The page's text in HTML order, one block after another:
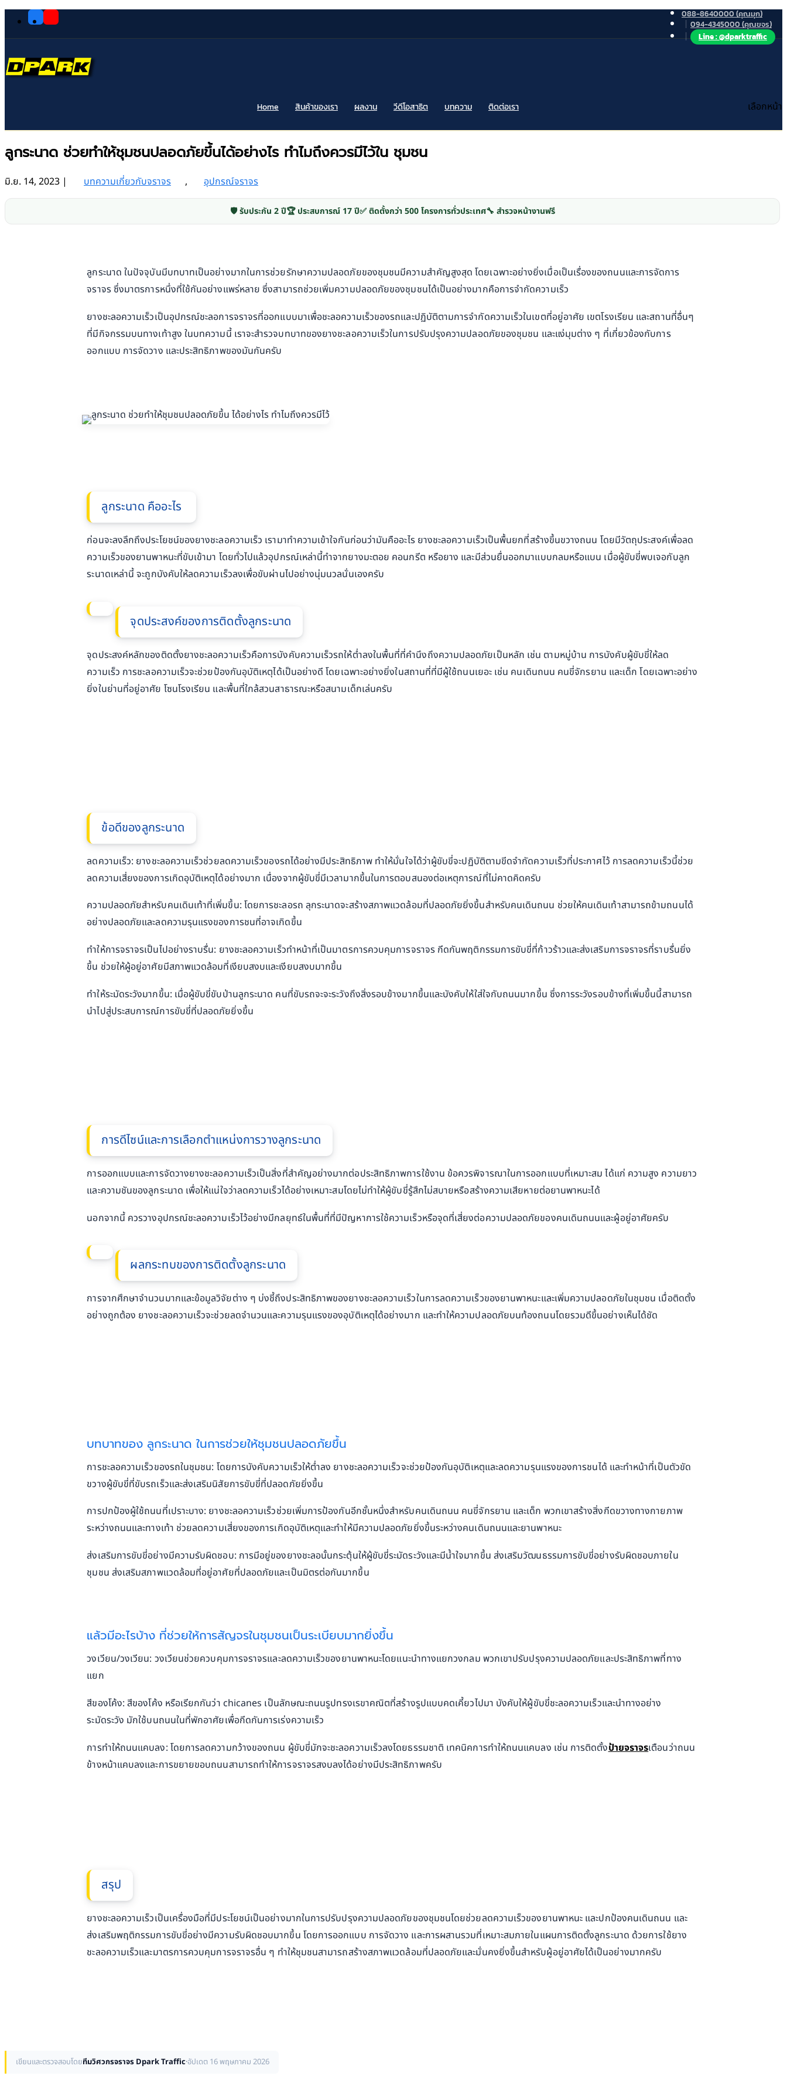
088-8640000 (คุณมุก)
094-4345000 (คุณขจร)
Line : @dparktraffic
Home สินค้าของเรา ผลงาน วีดีโอสาธิต บทความ ติดต่อเรา เลือกหน้า
ลูกระนาด ช่วยทำให้ชุมชนปลอดภัยขึ้นได้อย่างไร ทำไมถึงควรมีไว้ใน ชุมชน
มิ.ย. 14, 2023 | บทความเกี่ยวกับจราจร , อุปกรณ์จราจร
🛡️ รับประกัน 2 ปี🏆 ประสบการณ์ 17 ปี✅ ติดตั้งกว่า 500 โครงการทั่วประเทศ🔧 สำรวจหน้างานฟรี
ลูกระนาด ในปัจจุบันมีบทบาทเป็นอย่างมากในการช่วยรักษาความปลอดภัยของชุมชนมีความสำคัญสูงสุด โดยเฉพาะอย่างยิ่งเมื่อเป็นเรื่องของถนนและการจัดการ
จราจร ซึ่งมาตรการหนึ่งที่ใช้กันอย่างแพร่หลาย ซึ่งสามารถช่วยเพิ่มความปลอดภัยของชุมชนได้เป็นอย่างมากคือการจำกัดความเร็ว
ยางชะลอความเร็วเป็นอุปกรณ์ชะลอการจราจรที่ออกแบบมาเพื่อชะลอความเร็วของรถและปฏิบัติตามการจำกัดความเร็วในเขตที่อยู่อาศัย เขตโรงเรียน และสถานที่อื่นๆ
ที่มีกิจกรรมบนทางเท้าสูง ในบทความนี้ เราจะสำรวจบทบาทของยางชะลอความเร็วในการปรับปรุงความปลอดภัยของชุมชน และแง่มุมต่าง ๆ ที่เกี่ยวข้องกับการ
ออกแบบ การจัดวาง และประสิทธิภาพของมันกันครับ
ลูกระนาด คืออะไร
ก่อนจะลงลึกถึงประโยชน์ของยางชะลอความเร็ว เรามาทำความเข้าใจกันก่อนว่ามันคืออะไร ยางชะลอความเร็วเป็นพื้นยกที่สร้างขึ้นขวางถนน โดยมีวัตถุประสงค์เพื่อลด
ความเร็วของยานพาหนะที่ขับเข้ามา โดยทั่วไปแล้วอุปกรณ์เหล่านี้ทำจากยางมะตอย คอนกรีต หรือยาง และมีส่วนยื่นออกมาแบบกลมหรือแบน เมื่อผู้ขับขี่พบเจอกับลูก
ระนาดเหล่านี้ จะถูกบังคับให้ลดความเร็วลงเพื่อขับผ่านไปอย่างนุ่มนวลนั่นเองครับ
จุดประสงค์ของการติดตั้งลูกระนาด
จุดประสงค์หลักของติดตั้งยางชะลอความเร็วคือการบังคับความเร็วรถให้ต่ำลงในพื้นที่ที่คำนึงถึงความปลอดภัยเป็นหลัก เช่น ตามหมู่บ้าน การบังคับผู้ขับขี่ให้ลด
ความเร็ว การชะลอความเร็วจะช่วยป้องกันอุบัติเหตุได้เป็นอย่างดี โดยเฉพาะอย่างยิ่งในสถานที่ที่มีผู้ใช้ถนนเยอะ เช่น คนเดินถนน คนขี่จักรยาน และเด็ก โดยเฉพาะอย่าง
ยิ่งในย่านที่อยู่อาศัย โซนโรงเรียน และพื้นที่ใกล้สวนสาธารณะหรือสนามเด็กเล่นครับ
ข้อดีของลูกระนาด
ลดความเร็ว: ยางชะลอความเร็วช่วยลดความเร็วของรถได้อย่างมีประสิทธิภาพ ทำให้มั่นใจได้ว่าผู้ขับขี่จะปฏิบัติตามขีดจำกัดความเร็วที่ประกาศไว้ การลดความเร็วนี้ช่วย
ลดความเสี่ยงของการเกิดอุบัติเหตุได้อย่างมาก เนื่องจากผู้ขับขี่มีเวลามากขึ้นในการตอบสนองต่อเหตุการณ์ที่ไม่คาดคิดครับ
ความปลอดภัยสำหรับคนเดินเท้าที่เพิ่มขึ้น: โดยการชะลอรถ ลุกระนาดจะสร้างสภาพแวดล้อมที่ปลอดภัยยิ่งขึ้นสำหรับคนเดินถนน ช่วยให้คนเดินเท้าสามารถข้ามถนนได้
อย่างปลอดภัยและลดความรุนแรงของการชนที่อาจเกิดขึ้น
ทำให้การจราจรเป็นไปอย่างราบรื่น: ยางชะลอความเร็วทำหน้าที่เป็นมาตรการควบคุมการจราจร กีดกันพฤติกรรมการขับขี่ที่ก้าวร้าวและส่งเสริมการจราจรที่ราบรื่นยิ่ง
ขึ้น ช่วยให้ผู้อยู่อาศัยมีสภาพแวดล้อมที่เงียบสงบและเงียบสงบมากขึ้น
ทำให้ระมัดระวังมากขึ้น: เมื่อผู้ขับขี่ขับป่านลูกระนาด คนที่ขับรถจะจะระวังถึงสิ่งรอบข้างมากขึ้นและบังคับให้ใส่ใจกับถนนมากขึ้น ซึ่งการระวังรอบข้างที่เพิ่มขึ้นนี้สามารถ
นำไปสู่ประสบการณ์การขับขี่ที่ปลอดภัยยิ่งขึ้น
การดีไซน์และการเลือกตำแหน่งการวางลูกระนาด
การออกแบบและการจัดวางยางชะลอความเร็วเป็นสิ่งที่สำคัญอย่างมากต่อประสิทธิภาพการใช้งาน ข้อควรพิจารณาในการออกแบบที่เหมาะสม ได้แก่ ความสูง ความยาว
และความชันของลูกระนาด เพื่อให้แน่ใจว่าลดความเร็วได้อย่างเหมาะสมโดยไม่ทำให้ผู้ขับขี่รู้สึกไม่สบายหรือสร้างความเสียหายต่อยานพาหนะได้
นอกจากนี้ ควรวางอุปกรณ์ชะลอความเร็วไว้อย่างมีกลยุทธ์ในพื้นที่ที่มีปัญหาการใช้ความเร็วหรือจุดที่เสี่ยงต่อความปลอดภัยของคนเดินถนนและผู้อยู่อาศัยครับ
ผลกระทบของการติดตั้งลูกระนาด
การจากศึกษาจำนวนมากและข้อมูลวิจัยต่าง ๆ บ่งชี้ถึงประสิทธิภาพของยางชะลอความเร็วในการลดความเร็วของยานพาหนะและเพิ่มความปลอดภัยในชุมชน เมื่อติดตั้ง
อย่างถูกต้อง ยางชะลอความเร็วจะช่วยลดจำนวนและความรุนแรงของอุบัติเหตุได้อย่างมาก และทำให้ความปลอดภัยบนท้องถนนโดยรวมดีขึ้นอย่างเห็นได้ชัด
บทบาทของ ลูกระนาด ในการช่วยให้ชุมชนปลอดภัยขึ้น
การชะลอความเร็วของรถในชุมชน: โดยการบังคับความเร็วให้ต่ำลง ยางชะลอความเร็วจะช่วยป้องกันอุบัติเหตุและลดความรุนแรงของการชนได้ และทำหน้าที่เป็นตัวขัด
ขวางผู้ขับขี่ที่ขับรถเร็วและส่งเสริมนิสัยการขับขี่ที่ปลอดภัยยิ่งขึ้น
การปกป้องผู้ใช้ถนนที่เปราะบาง: ยางชะลอความเร็วช่วยเพิ่มการป้องกันอีกชั้นหนึ่งสำหรับคนเดินถนน คนขี่จักรยาน และเด็ก พวกเขาสร้างสิ่งกีดขวางทางกายภาพ
ระหว่างถนนและทางเท้า ช่วยลดความเสี่ยงของการเกิดอุบัติเหตุและทำให้มีความปลอดภัยยิ่งขึ้นระหว่างคนเดินถนนและยานพาหนะ
ส่งเสริมการขับขี่อย่างมีความรับผิดชอบ: การมีอยู่ของยางชะลอนั้นกระตุ้นให้ผู้ขับขี่ระมัดระวังและมีน้ำใจมากขึ้น ส่งเสริมวัฒนธรรมการขับขี่อย่างรับผิดชอบภายใน
ชุมชน ส่งเสริมสภาพแวดล้อมที่อยู่อาศัยที่ปลอดภัยและเป็นมิตรต่อกันมากขึ้น
แล้วมีอะไรบ้าง ที่ช่วยให้การสัญจรในชุมชนเป็นระเบียบมากยิ่งขึ้น
วงเวียน/วงเวียน: วงเวียนช่วยควบคุมการจราจรและลดความเร็วของยานพาหนะโดยแนะนำทางแยกวงกลม พวกเขาปรับปรุงความปลอดภัยและประสิทธิภาพที่ทาง
แยก
สีของโค้ง: สีของโค้ง หรือเรียกกันว่า chicanes เป็นลักษณะถนนรูปทรงเรขาคณิตที่สร้างรูปแบบคดเคี้ยวไปมา บังคับให้ผู้ขับขี่ชะลอความเร็วและนำทางอย่าง
ระมัดระวัง มักใช้บนถนนในที่พักอาศัยเพื่อกีดกันการเร่งความเร็ว
การทำให้ถนนแคบลง: โดยการลดความกว้างของถนน ผู้ขับขี่มักจะชะลอความเร็วลงโดยธรรมชาติ เทคนิคการทำให้ถนนแคบลง เช่น การติดตั้งป้ายจราจรเตือนว่าถนน
ข้างหน้าแคบลงและการขยายขอบถนนสามารถทำให้การจราจรสงบลงได้อย่างมีประสิทธิภาพครับ
สรุป
ยางชะลอความเร็วเป็นเครื่องมือที่มีประโยชน์เป็นอย่างมากในการปรับปรุงความปลอดภัยของชุมชนโดยช่วยลดความเร็วของยานพาหนะ และปกป้องคนเดินถนน และ
ส่งเสริมพฤติกรรมการขับขี่อย่างมีความรับผิดชอบมากขึ้น โดยการออกแบบ การจัดวาง และการผสานรวมที่เหมาะสมภายในแผนการติดตั้งลูกระนาด ด้วยการใช้ยาง
ชะลอความเร็วและมาตรการควบคุมการจราจรอื่น ๆ ทำให้ชุมชนสามารถสร้างสภาพแวดล้อมที่ปลอดภัยและมั่นคงยิ่งขึ้นสำหรับผู้อยู่อาศัยได้เป็นอย่างมากครับ
เขียนและตรวจสอบโดยทีมวิศวกรจราจร Dpark Traffic·อัปเดต 16 พฤษภาคม 2026